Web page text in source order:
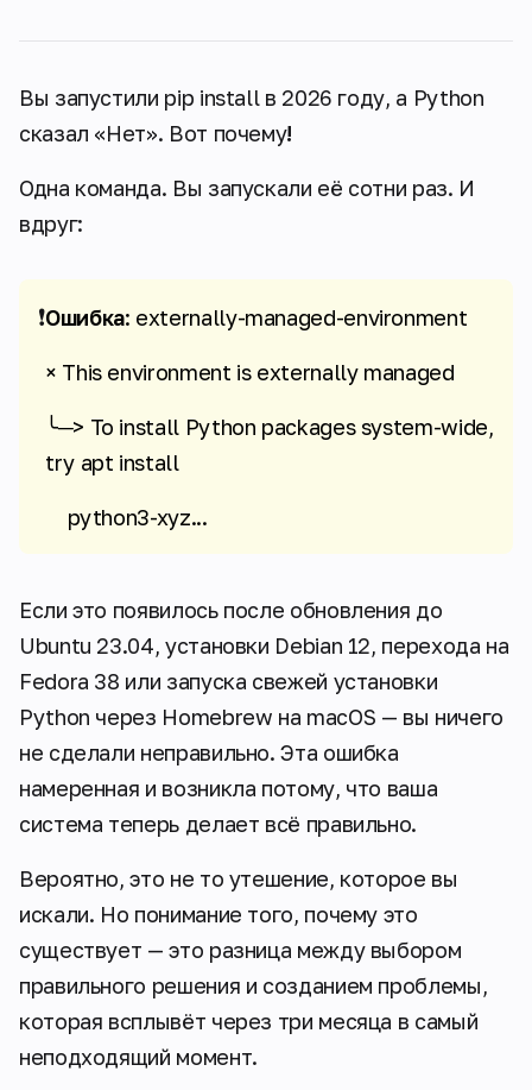
Вы запустили pip install в 2026 году, а Python
сказал «Нет». Вот почему!
Одна команда. Вы запускали её сотни раз. И
вдруг:
❗Ошибка: externally-managed-environment
× This environment is externally managed
╰─> To install Python packages system-wide,
try apt install
python3-xyz...
Если это появилось после обновления до
Ubuntu 23.04, установки Debian 12, перехода на
Fedora 38 или запуска свежей установки
Python через Homebrew на macOS — вы ничего
не сделали неправильно. Эта ошибка
намеренная и возникла потому, что ваша
система теперь делает всё правильно.
Вероятно, это не то утешение, которое вы
искали. Но понимание того, почему это
существует — это разница между выбором
правильного решения и созданием проблемы,
которая всплывёт через три месяца в самый
неподходящий момент.